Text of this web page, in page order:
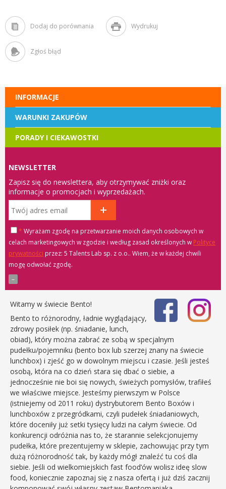
Dodaj do porównania Wydrukuj
Zgłoś błąd
INFORMACJE
WARUNKI ZAKUPÓW
PORADY I CIEKAWOSTKI
NEWSLETTER
Zapisz się do newslettera, aby otrzymywać zniżki oraz
informacje o promocjach i wyprzedażach.
* Wyrażam zgodę na przetwarzanie moich danych osobowych w
celach marketingowych w zgodzie i według zasad określonych w Polityce
prywatności
przez: 5 Talents Lab sp. z o.o.. Wiem, że w każdej chwili
mogę odwołać zgodę.
Witamy w świecie Bento!
Bento to różnorodny, ładnie wyglądający,
zdrowy posiłek (np. śniadanie, lunch,
obiad), który można zabrać ze sobą w specjalnym
pudełku/pojemniku (bento box lub szerzej znany na świecie
lunchbox) i zjeść go w dowolnym miejscu i czasie. Jeśli jesteś
osobą, która na co dzień stara się dbać o siebie, a
jednocześnie nie boi się nowych, świeżych pomysłów, trafiłeś
we właściwe miejsce. Jesteśmy pierwszym w Polsce
(istniejemy od 2011 roku) dystrybutorem Bento Boxów i
lunchboxów z przegródkami, czyli pudełek śniadaniowych,
które doceniły już setki tysięcy ludzi na całym świecie. Od
konkurencji odróżnia nas to, że starannie selekcjonujemy
pudełka, które prezentujemy w sklepie, zachowując przy tym
dużą różnorodność tak, by każdy mógł znaleźć tu coś dla
siebie. Jeśli od wielkomiejskich fast food’ów wolisz ideę slow
food, koniecznie zapoznaj się z nasza ofertą i już dziś zacznij